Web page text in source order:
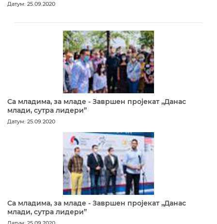
Датум: 25.09.2020
Са младима, за младе - Завршен пројекат „Данас
млади, сутра лидери”
Датум: 25.09.2020
Са младима, за младе - Завршен пројекат „Данас
млади, сутра лидери”